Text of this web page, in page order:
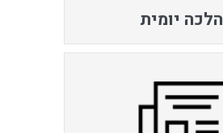
הלכה יומית